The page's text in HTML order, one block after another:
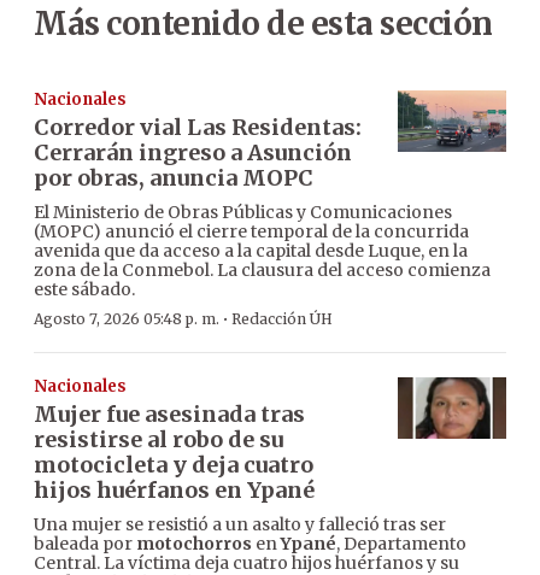
Más contenido de esta sección
Nacionales
Corredor vial Las Residentas:
Cerrarán ingreso a Asunción
por obras, anuncia MOPC
El Ministerio de Obras Públicas y Comunicaciones
(MOPC) anunció el cierre temporal de la concurrida
avenida que da acceso a la capital desde Luque, en la
zona de la Conmebol. La clausura del acceso comienza
este sábado.
Agosto 7, 2026 05:48 p. m. · Redacción ÚH
Nacionales
Mujer fue asesinada tras
resistirse al robo de su
motocicleta y deja cuatro
hijos huérfanos en Ypané
Una mujer se resistió a un asalto y falleció tras ser
baleada por motochorros enYpané, Departamento
Central. La víctima deja cuatro hijos huérfanos y su